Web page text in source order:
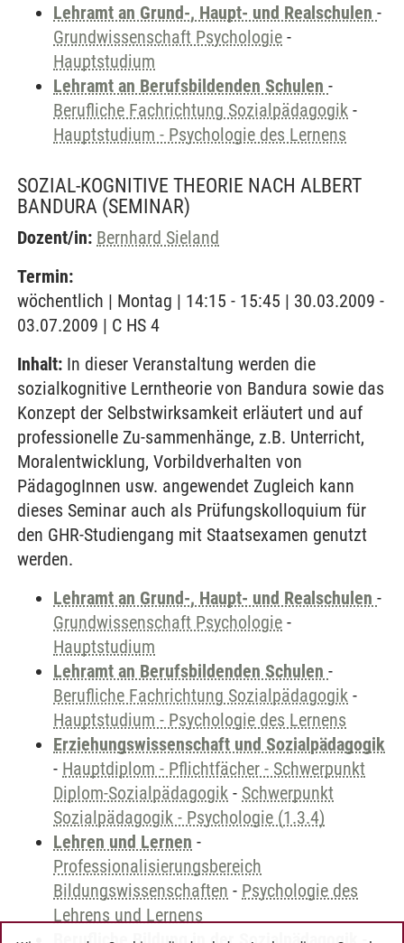
Lehramt an Grund-, Haupt- und Realschulen -
Grundwissenschaft Psychologie -
Hauptstudium
Lehramt an Berufsbildenden Schulen -
Berufliche Fachrichtung Sozialpädagogik -
Hauptstudium - Psychologie des Lernens
SOZIAL-KOGNITIVE THEORIE NACH ALBERT
BANDURA (SEMINAR)
Dozent/in: Bernhard Sieland
Termin:
wöchentlich | Montag | 14:15 - 15:45 | 30.03.2009 -
03.07.2009 | C HS 4
Inhalt: In dieser Veranstaltung werden die
sozialkognitive Lerntheorie von Bandura sowie das
Konzept der Selbstwirksamkeit erläutert und auf
professionelle Zu-sammenhänge, z.B. Unterricht,
Moralentwicklung, Vorbildverhalten von
PädagogInnen usw. angewendet Zugleich kann
dieses Seminar auch als Prüfungskolloquium für
den GHR-Studiengang mit Staatsexamen genutzt
werden.
Lehramt an Grund-, Haupt- und Realschulen -
Grundwissenschaft Psychologie -
Hauptstudium
Lehramt an Berufsbildenden Schulen -
Berufliche Fachrichtung Sozialpädagogik -
Hauptstudium - Psychologie des Lernens
Erziehungswissenschaft und Sozialpädagogik
- Hauptdiplom - Pflichtfächer - Schwerpunkt
Diplom-Sozialpädagogik - Schwerpunkt
Sozialpädagogik - Psychologie (1.3.4)
Lehren und Lernen -
Professionalisierungsbereich
Bildungswissenschaften - Psychologie des
Lehrens und Lernens